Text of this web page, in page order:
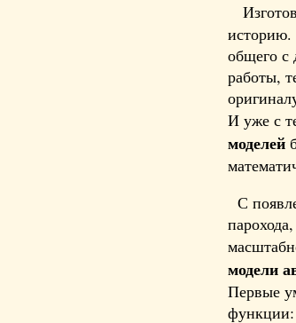
историю.
общего с
работы,
И уже с
моделей
С
модели
Первые
функции: